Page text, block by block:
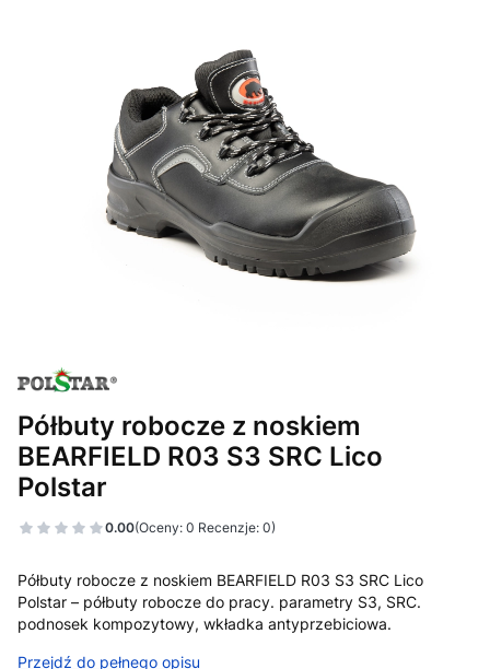
Półbuty robocze z noskiem
BEARFIELD R03 S3 SRC Lico
Polstar
0.00(Oceny: 0 Recenzje: 0)
Półbuty robocze z noskiem BEARFIELD R03 S3 SRC Lico
Polstar – półbuty robocze do pracy. parametry S3, SRC.
podnosek kompozytowy, wkładka antyprzebiciowa.
Przejdź do pełnego opisu